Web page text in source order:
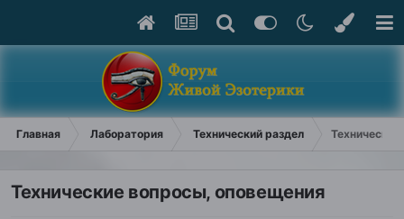
Главная Лаборатория Технический раздел
Технические вопросы, оповещения